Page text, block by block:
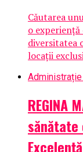
Căutarea
o
diversitatea
locații
REGINA
sănătate